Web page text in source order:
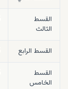
القسط
الثالث
القسط الرابع
القسط
الخامس